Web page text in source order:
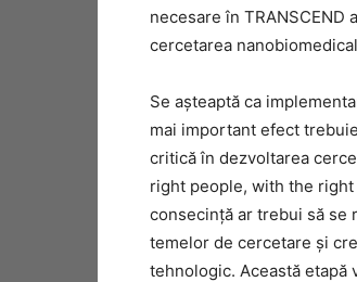
necesare în
cercetarea
Se aşteaptă ca
mai important efect
critică în dezvoltarea
right people, with the right
consecinţă ar trebui să se
temelor de cercetare şi
tehnologic. Această etapă